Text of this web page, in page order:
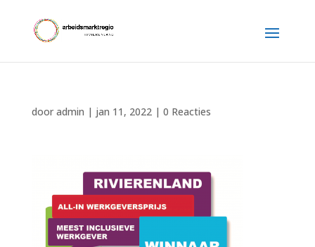
door admin | jan 11, 2022| 0 Reacties